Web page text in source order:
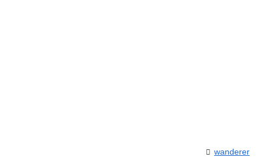
wanderer